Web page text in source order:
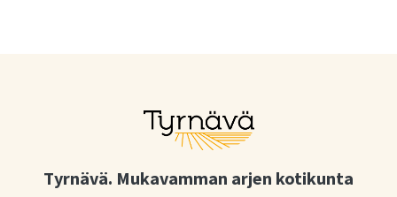
Tyrnävä. Mukavamman arjen kotikunta